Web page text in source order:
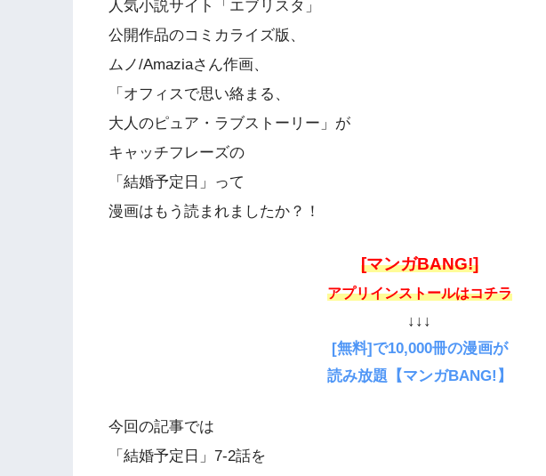
人気小説サイト「エブリスタ」
公開作品のコミカライズ版、
ムノ/Amaziaさん作画、
「オフィスで思い絡まる、
大人のピュア・ラブストーリー」が
キャッチフレーズの
「結婚予定日」って
漫画はもう読まれましたか？！
[マンガBANG!]
アプリインストールはコチラ
↓↓↓
[無料]で10,000冊の漫画が
読み放題【マンガBANG!】
今回の記事では
「結婚予定日」7-2話を